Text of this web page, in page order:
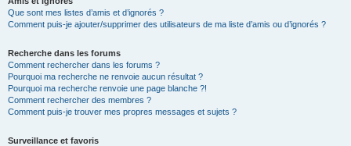
Que sont mes listes d’amis et d’ignorés ?
Comment puis-je ajouter/supprimer des utilisateurs de ma liste d’amis ou d’ignorés ?
Recherche dans les forums
Comment rechercher dans les forums ?
Pourquoi ma recherche ne renvoie aucun résultat ?
Pourquoi ma recherche renvoie une page blanche ?!
Comment rechercher des membres ?
Comment puis-je trouver mes propres messages et sujets ?
Surveillance et favoris